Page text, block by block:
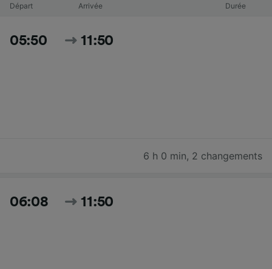
Départ Arrivée Durée
05:50 11:50
6 h 0 min, 2 changements
06:08 11:50